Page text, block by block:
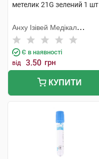
метелик 21G зелений 1 шт
Анху Ізівей Медікал
Сапплайс
Є в наявності
від 3.50 грн
КУПИТИ